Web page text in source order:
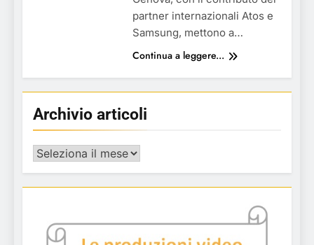
partner internazionali Atos e
Samsung, mettono a…
Continua a leggere...
Archivio articoli
Archivio